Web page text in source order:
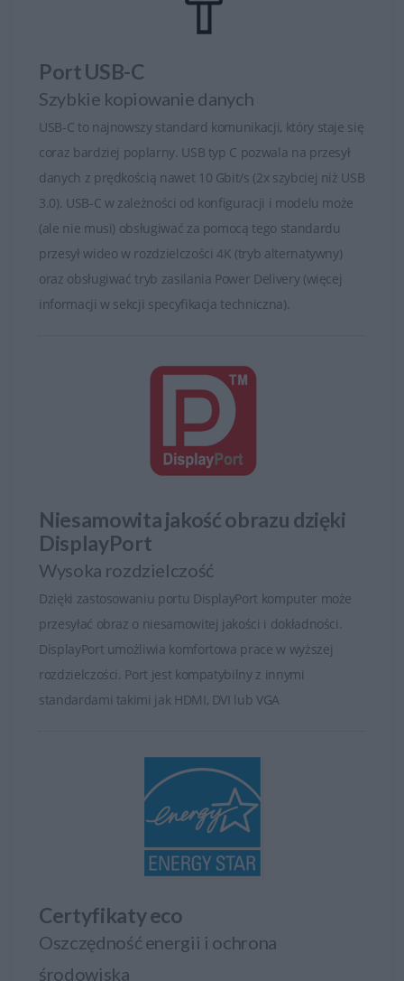
Port USB-C
Szybkie kopiowanie danych
USB-C to najnowszy standard komunikacji, który staje się
coraz bardziej poplarny. USB typ C pozwala na przesył
danych z prędkością nawet 10 Gbit/s (2x szybciej niż USB
3.0). USB-C w zależności od konfiguracji i modelu może
(ale nie musi) obsługiwać za pomocą tego standardu
przesył wideo w rozdzielczości 4K (tryb alternatywny)
oraz obsługiwać tryb zasilania Power Delivery (więcej
informacji w sekcji specyfikacja techniczna).
Niesamowita jakość obrazu dzięki
DisplayPort
Wysoka rozdzielczość
Dzięki zastosowaniu portu DisplayPort komputer może
przesyłać obraz o niesamowitej jakości i dokładności.
DisplayPort umożliwia komfortowa prace w wyższej
rozdzielczości. Port jest kompatybilny z innymi
standardami takimi jak HDMI, DVI lub VGA
Certyfikaty eco
Oszczędność energii i ochrona
środowiska